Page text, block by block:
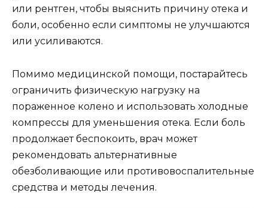
или рентген, чтобы выяснить причину отека и
боли, особенно если симптомы не улучшаются
или усиливаются.
Помимо медицинской помощи, постарайтесь
ограничить физическую нагрузку на
пораженное колено и использовать холодные
компрессы для уменьшения отека. Если боль
продолжает беспокоить, врач может
рекомендовать альтернативные
обезболивающие или противовоспалительные
средства и методы лечения.